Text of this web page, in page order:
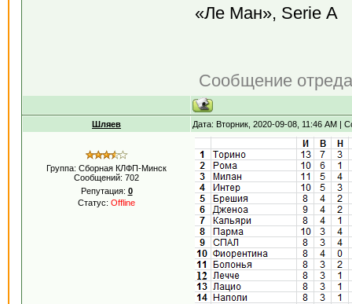
«Ле Ман», Serie А
Сообщение
Шляев Дата: Вторник, 2020-09-08, 11:46 AM |
Группа: Сборная КЛФП-Минск
Сообщений: 702
Репутация: 0
Статус: Offline